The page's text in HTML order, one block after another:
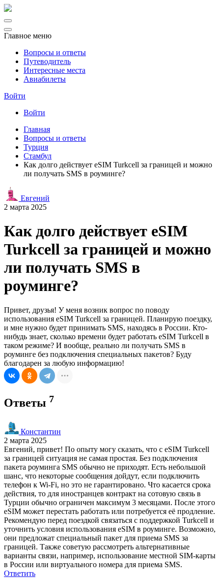
Главное меню
Вопросы и ответы
Путеводитель
Интересные места
Авиабилеты
Войти
Войти
Главная
Вопросы и ответы
Турция
Стамбул
Как долго действует eSIM Turkcell за границей и можно
ли получать SMS в роуминге?
Евгений
2 марта 2025
Как долго действует eSIM
Turkcell за границей и можно
ли получать SMS в
роуминге?
Привет, друзья! У меня возник вопрос по поводу
использования eSIM Turkcell за границей. Планирую поездку,
и мне нужно будет принимать SMS, находясь в России. Кто-
нибудь знает, сколько времени будет работать eSIM Turkcell в
таком режиме? И вообще, реально ли получать SMS в
роуминге без подключения специальных пакетов? Буду
благодарен за любую информацию!
Ответы 7
Константин
2 марта 2025
Евгений, привет! По опыту могу сказать, что с eSIM Turkcell
за границей ситуация не самая простая. Без подключения
пакета роуминга SMS обычно не приходят. Есть небольшой
шанс, что некоторые сообщения дойдут, если подключить
телефон к Wi-Fi, но это не гарантировано. Что касается срока
действия, то для иностранцев контракт на сотовую связь в
Турции обычно ограничен максимум 3 месяцами. После этого
eSIM может перестать работать или потребуется её продление.
Рекомендую перед поездкой связаться с поддержкой Turkcell и
уточнить условия использования eSIM в роуминге. Возможно,
они предложат специальный пакет для приема SMS за
границей. Также советую рассмотреть альтернативные
варианты связи, например, использование местной SIM-карты
в России или виртуального номера для приема SMS.
Ответить